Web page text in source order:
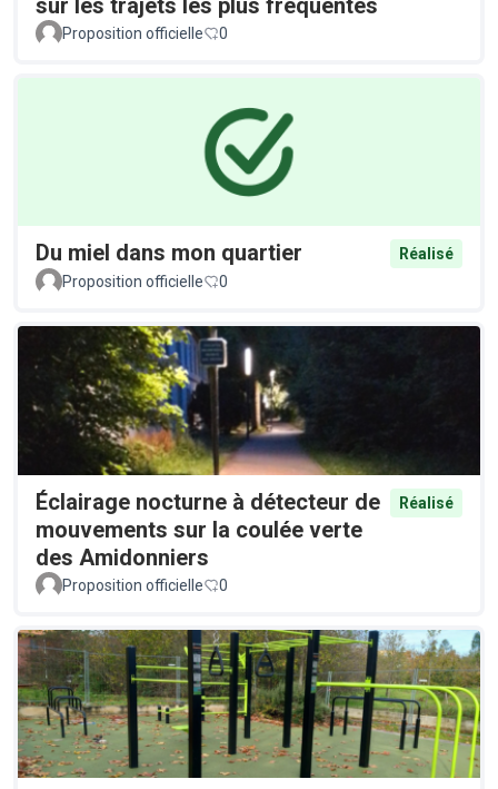
sur les trajets les plus fréquentés
Proposition officielle 0
Du miel dans mon quartier
Réalisé
Proposition officielle
0
Éclairage nocturne à détecteur de
mouvements sur la coulée verte
des Amidonniers
Réalisé
Proposition officielle 0